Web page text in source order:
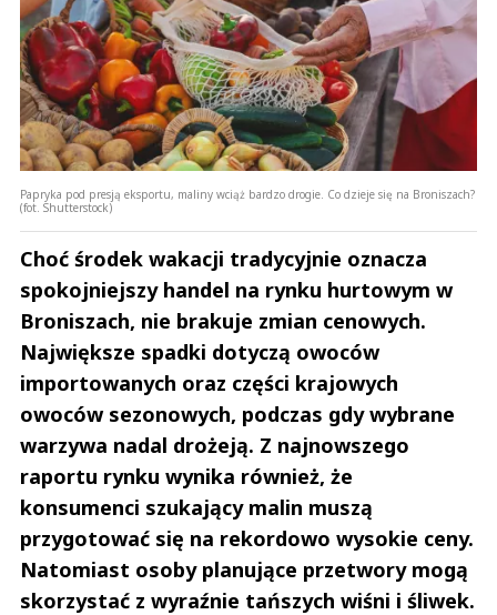
Papryka pod presją eksportu, maliny wciąż bardzo drogie. Co dzieje się na Broniszach?
(fot. Shutterstock)
Choć środek wakacji tradycyjnie oznacza
spokojniejszy handel na rynku hurtowym w
Broniszach, nie brakuje zmian cenowych.
Największe spadki dotyczą owoców
importowanych oraz części krajowych
owoców sezonowych, podczas gdy wybrane
warzywa nadal drożeją. Z najnowszego
raportu rynku wynika również, że
konsumenci szukający malin muszą
przygotować się na rekordowo wysokie ceny.
Natomiast osoby planujące przetwory mogą
skorzystać z wyraźnie tańszych wiśni i śliwek.